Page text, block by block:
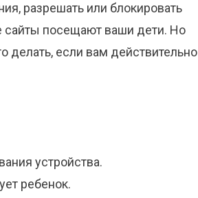
разрешать или блокировать
сайты посещают ваши дети. Но
делать, если вам действительно
устройства.
ребенок.